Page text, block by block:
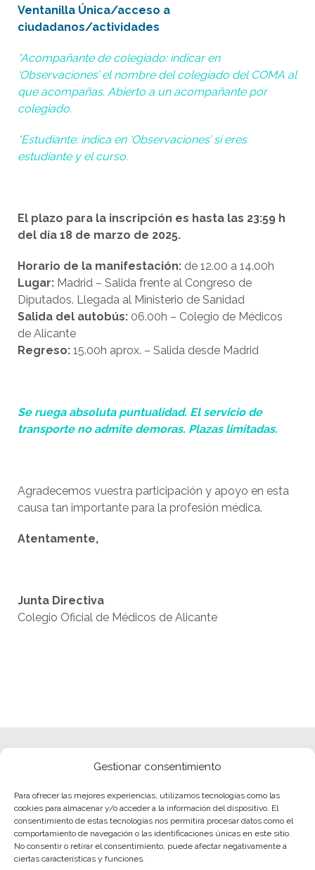
Gestionar consentimiento
Para ofrecer las mejores experiencias, utilizamos tecnologías como las
cookies para almacenar y/o acceder a la información del dispositivo. El
consentimiento de estas tecnologías nos permitirá procesar datos como el
comportamiento de navegación o las identificaciones únicas en este sitio.
No consentir o retirar el consentimiento, puede afectar negativamente a
ciertas características y funciones.
Ventanilla Única/acceso a
ciudadanos/actividades
*Acompañante de colegiado: indicar en
‘Observaciones’ el nombre del colegiado del COMA al
que acompañas. Abierto a un acompañante por
colegiado.
*Estudiante: indica en ‘Observaciones’ si eres
estudiante y el curso.
El plazo para la inscripción es hasta las 23:59 h
del día 18 de marzo de 2025.
Horario de la manifestación: de 12.00 a 14.00h
Lugar: Madrid – Salida frente al Congreso de
Diputados. Llegada al Ministerio de Sanidad
Salida del autobús: 06.00h – Colegio de Médicos
de Alicante
Regreso: 15.00h aprox. – Salida desde Madrid
Se ruega absoluta puntualidad. El servicio de
transporte no admite demoras. Plazas limitadas.
Agradecemos vuestra participación y apoyo en esta
causa tan importante para la profesión médica.
Atentamente,
Junta Directiva
Colegio Oficial de Médicos de Alicante